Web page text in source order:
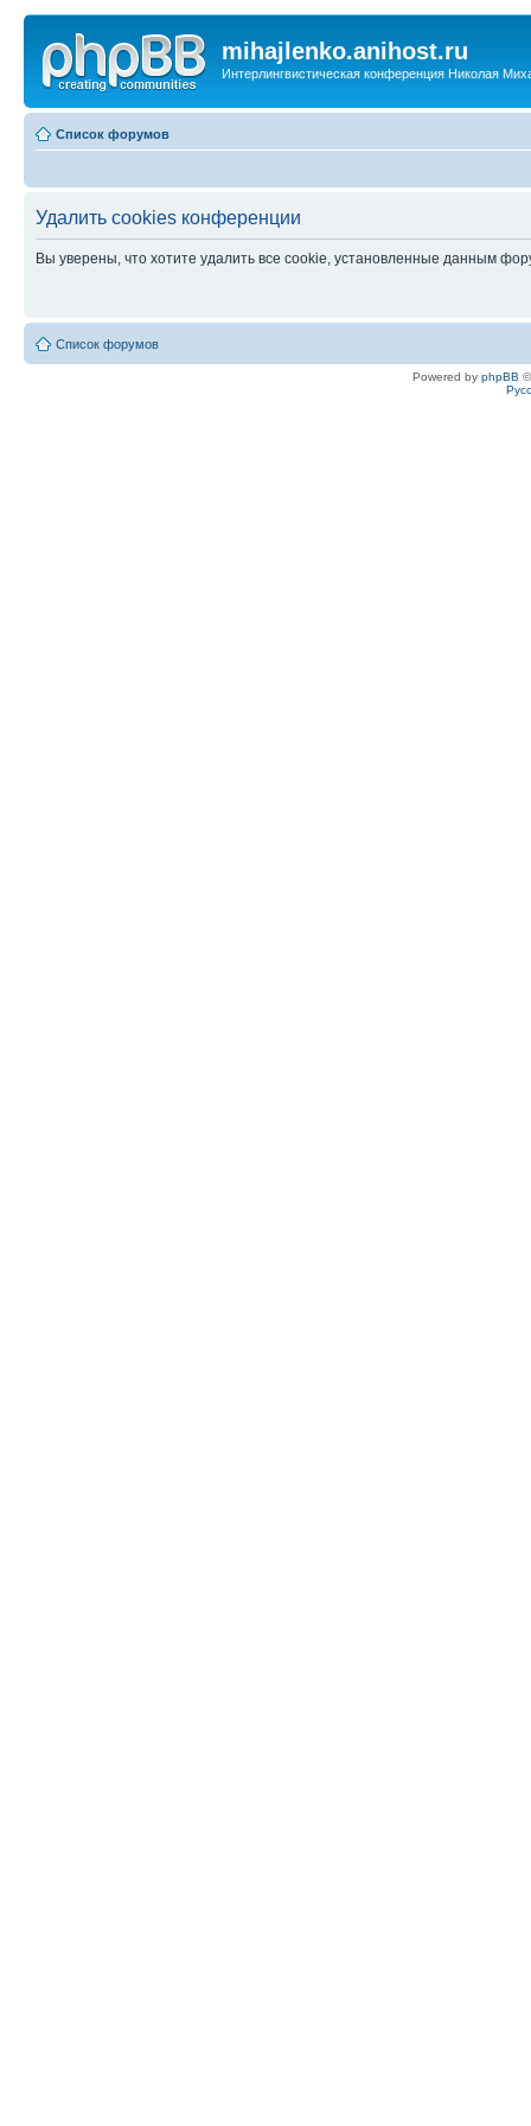
mihajlenko.anihost.ru
Интерлингвистическая конференция Николая
Список форумов
Удалить cookies конференции
Вы уверены, что хотите удалить все cookie, установленные данным
Список форумов
Powered by phpBB